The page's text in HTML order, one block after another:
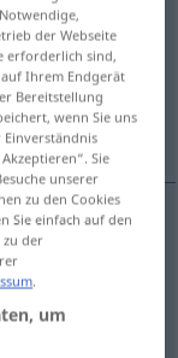
der Webseite
erforderlich sind,
Ihrem Endgerät
Bereitstellung
wenn Sie uns
Sie
unserer
zu den Cookies
Sie einfach auf den
der
um